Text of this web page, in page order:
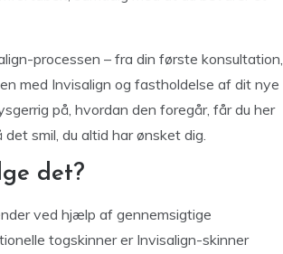
processen – fra din første konsultation,
med Invisalign og fastholdelse af dit nye
på, hvordan den foregår, får du her
smil, du altid har ønsket dig.
det?
ved hjælp af gennemsigtige
togskinner er Invisalign-skinner